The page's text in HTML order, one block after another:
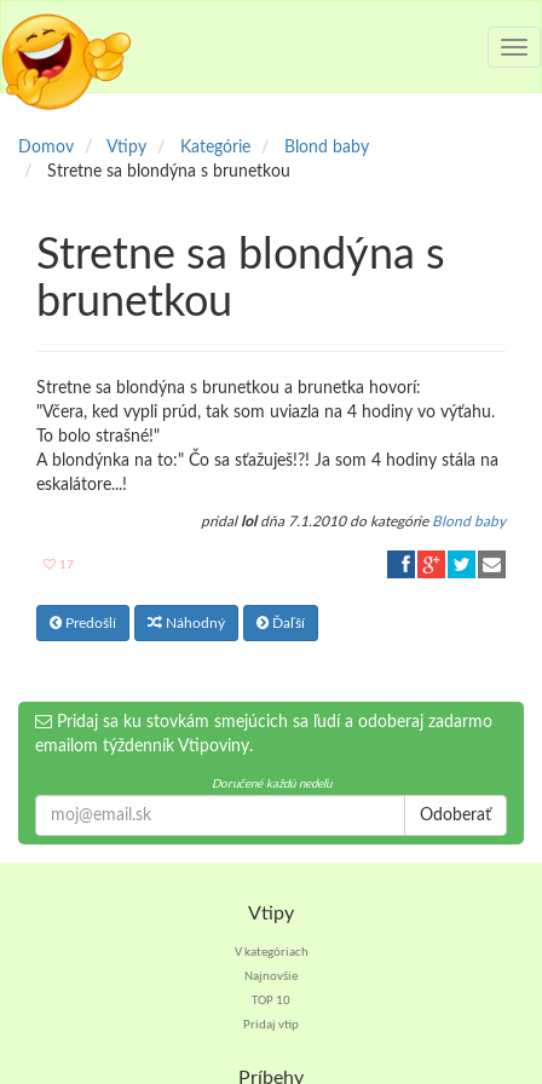
Domov Vtipy Kategórie
Blond baby
Stretne sa blondýna s brunetkou
Stretne sa blondýna s
brunetkou
Stretne sa blondýna s brunetkou a brunetka hovorí:
"Včera, ked vypli prúd, tak som uviazla na 4 hodiny vo výťahu.
To bolo strašné!"
A blondýnka na to:" Čo sa sťažuješ!?! Ja som 4 hodiny stála na
eskalátore...!
pridal loldňa 7.1.2010 do kategórie Blond baby
17
Predošlí Náhodný Ďaľší
Pridaj sa ku stovkám smejúcich sa ľudí a odoberaj zadarmo
emailom týždenník Vtipoviny.
Doručené každú nedeľu
Odoberať
Vtipy
V kategóriach
Najnovšie
TOP 10
Pridaj vtip
Príbehy